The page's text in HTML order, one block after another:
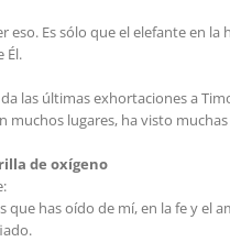
eso. Es sólo que el elefante en
Él.
las últimas exhortaciones a
lugares, ha visto
de oxígeno
que has oído de mí, en la fe y el